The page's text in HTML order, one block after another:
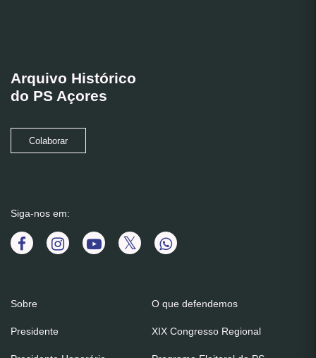
Arquivo Histórico
do PS Açores
Colaborar
Siga-nos em:
Sobre
Presidente
O que defendemos
XIX Congresso Regional